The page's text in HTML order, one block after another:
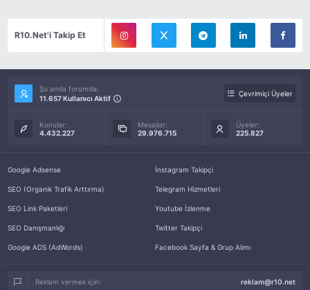
R10.Net'i Takip Et
Şu anda forumda:
11.657 Kullanıcı Aktif
Çevrimiçi Üyeler
Konular:
4.432.227
Mesajlar:
29.976.715
Üyeler:
225.827
Google Adsense
SEO (Organik Trafik Arttırma)
SEO Link Paketleri
SEO Danışmanlığı
Google ADS (AdWords)
İnstagram Takipçi
Telegram Hizmetleri
Youtube İzlenme
Twitter Takipçi
Facebook Sayfa & Grup Alımı
Reklam vermek için: reklam@r10.net